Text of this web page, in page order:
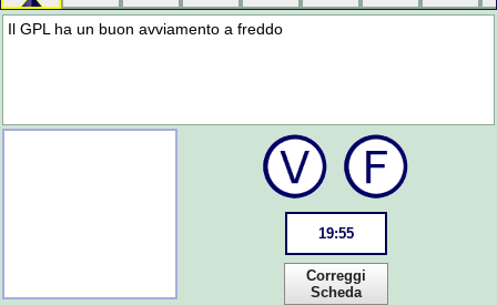
Il GPL ha un buon avviamento a freddo
19:55
Correggi
Scheda